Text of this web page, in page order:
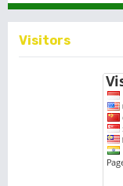
Visitors